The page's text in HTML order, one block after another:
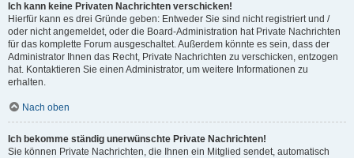
Ich kann keine Privaten Nachrichten verschicken!
Hierfür kann es drei Gründe geben: Entweder Sie sind nicht registriert und /
oder nicht angemeldet, oder die Board-Administration hat Private Nachrichten
für das komplette Forum ausgeschaltet. Außerdem könnte es sein, dass der
Administrator Ihnen das Recht, Private Nachrichten zu verschicken, entzogen
hat. Kontaktieren Sie einen Administrator, um weitere Informationen zu
erhalten.
Nach oben
Ich bekomme ständig unerwünschte Private Nachrichten!
Sie können Private Nachrichten, die Ihnen ein Mitglied sendet, automatisch